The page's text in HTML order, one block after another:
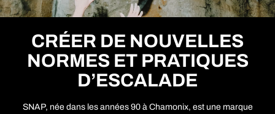
CRÉER DE NOUVELLES
NORMES ET PRATIQUES
D’ESCALADE
SNAP, née dans les années 90 à Chamonix, est une marque